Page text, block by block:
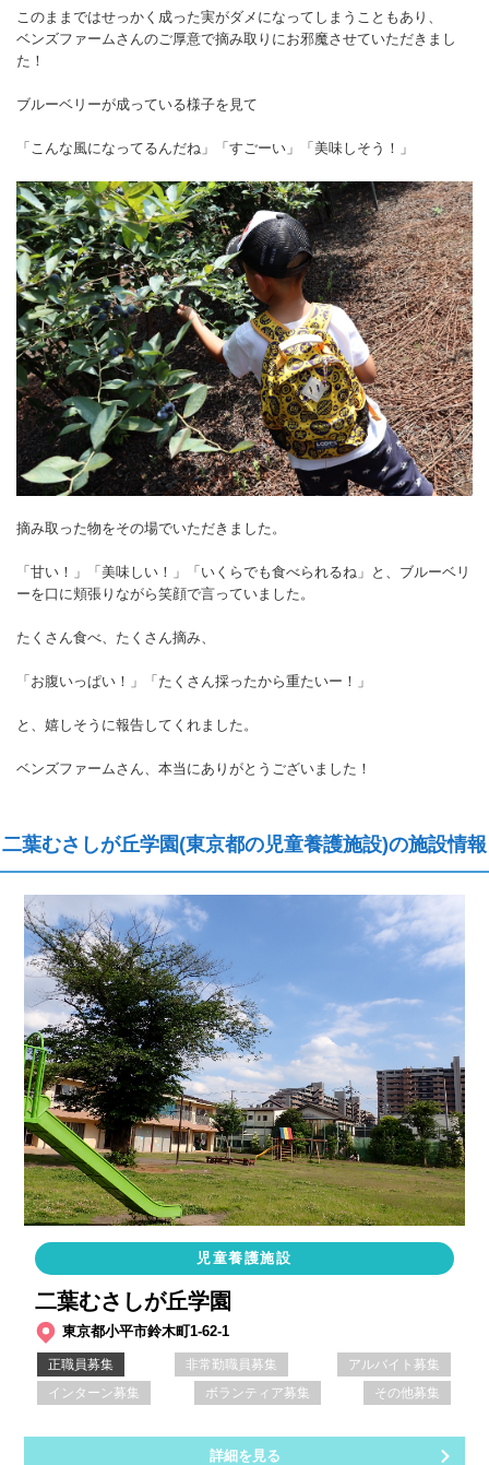
このままではせっかく成った実がダメになってしまうこともあり、
ベンズファームさんのご厚意で摘み取りにお邪魔させていただきまし
た！
ブルーベリーが成っている様子を見て
「こんな風になってるんだね」「すごーい」「美味しそう！」
摘み取った物をその場でいただきました。
「甘い！」「美味しい！」「いくらでも食べられるね」と、ブルーベリ
ーを口に頬張りながら笑顔で言っていました。
たくさん食べ、たくさん摘み、
「お腹いっぱい！」「たくさん採ったから重たいー！」
と、嬉しそうに報告してくれました。
ベンズファームさん、本当にありがとうございました！
二葉むさしが丘学園(東京都の児童養護施設)の施設情報
児童養護施設
二葉むさしが丘学園
東京都小平市鈴木町1-62-1
正職員募集 非常勤職員募集
アルバイト募集
インターン募集
ボランティア募集 その他募集
詳細を見る